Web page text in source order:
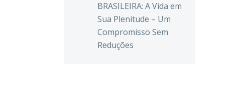
BRASILEIRA: A Vida em
Sua Plenitude – Um
Compromisso Sem
Reduções